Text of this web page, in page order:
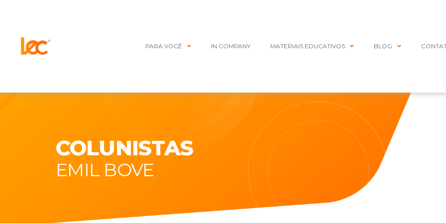
PARA VOCÊ IN COMPANY MATERIAIS EDUCATIVOS BLOG
COLUNISTAS
EMIL BOVE